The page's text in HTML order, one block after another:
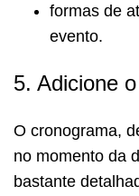
formas de
evento.
5. Adicione
O cronograma,
no momento da
bastante